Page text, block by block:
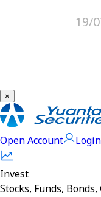
19/
×
Open Account Login
Invest
Stocks, Funds,